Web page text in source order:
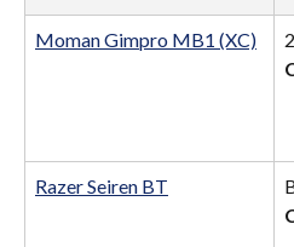
Moman Gimpro MB1 (XC)
Razer Seiren BT